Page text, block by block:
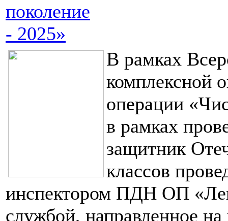
поколение
- 2025»
В рамках
комплексной
операции
в рамках
защитник
классов
инспектором ПДН ОП
службой, направленное